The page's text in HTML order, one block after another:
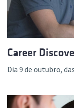
Career
Dia 9 de outubro,